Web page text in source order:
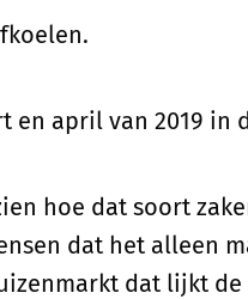
en april van 2019 in
hoe dat soort
dat het alleen
dat lijkt